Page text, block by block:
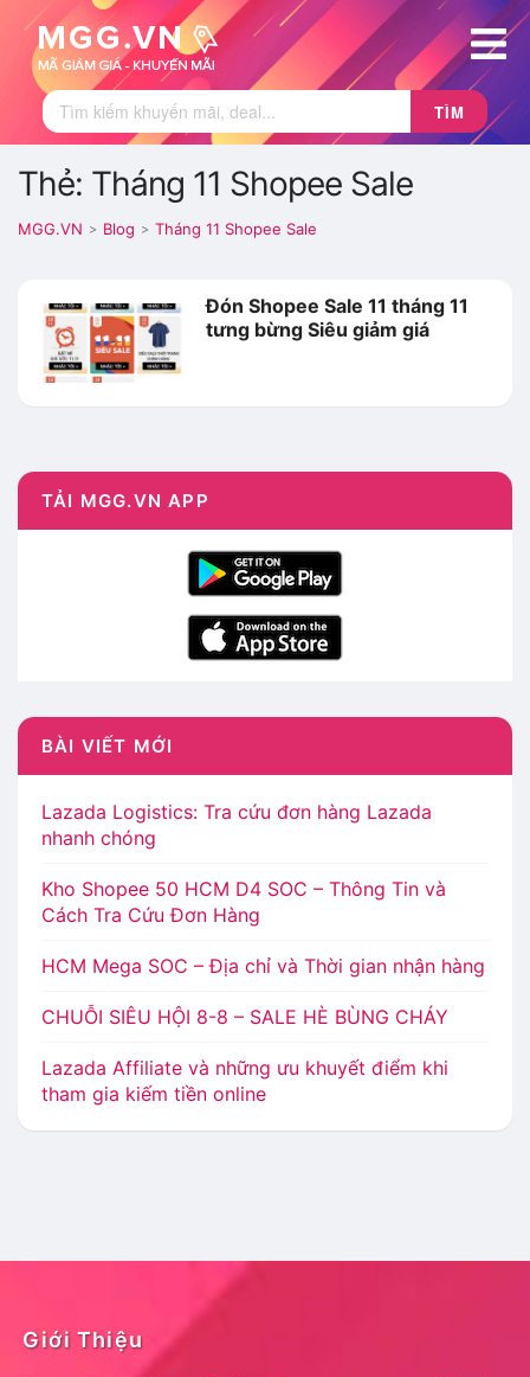
TÌM
Thẻ: Tháng 11 Shopee Sale
MGG.VN > Blog > Tháng 11 Shopee Sale
Đón Shopee Sale 11 tháng 11
tưng bừng Siêu giảm giá
TẢI MGG.VN APP
BÀI VIẾT MỚI
Lazada Logistics: Tra cứu đơn hàng Lazada
nhanh chóng
Kho Shopee 50 HCM D4 SOC – Thông Tin và
Cách Tra Cứu Đơn Hàng
HCM Mega SOC – Địa chỉ và Thời gian nhận hàng
CHUỖI SIÊU HỘI 8-8 – SALE HÈ BÙNG CHÁY
Lazada Affiliate và những ưu khuyết điểm khi
tham gia kiếm tiền online
Giới Thiệu